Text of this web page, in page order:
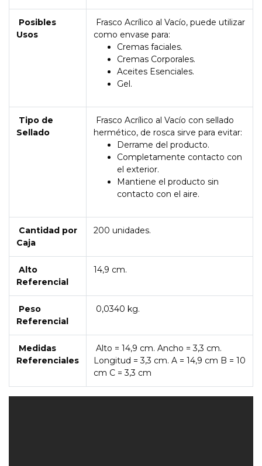
Posibles
Usos
Frasco Acrílico al Vacío, puede utilizar
como envase para:
Cremas faciales.
Cremas Corporales.
Aceites Esenciales.
Gel.
Tipo de
Sellado
Frasco Acrílico al Vacío con sellado
hermético, de rosca sirve para evitar:
Derrame del producto.
Completamente contacto con
el exterior.
Mantiene el producto sin
contacto con el aire.
Cantidad por
Caja
200 unidades.
Alto
Referencial
14,9 cm.
Peso
Referencial
0,0340 kg.
Medidas
Referenciales
Alto = 14,9 cm. Ancho = 3,3 cm.
Longitud = 3,3 cm. A = 14,9 cm B = 10
cm C = 3,3 cm